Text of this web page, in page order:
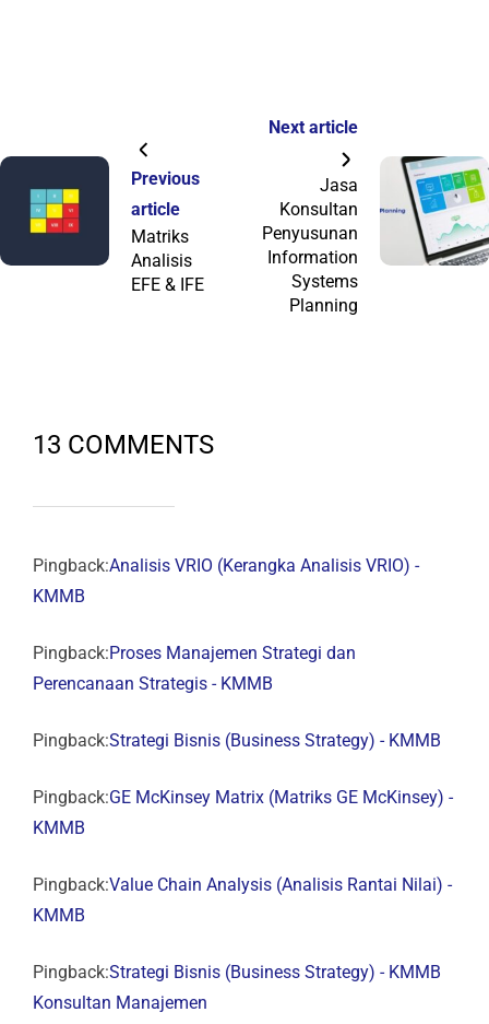
Previous
article
Matriks
Analisis
EFE & IFE
Next article
Jasa
Konsultan
Penyusunan
Information
Systems
Planning
13 COMMENTS
Pingback:Analisis VRIO (Kerangka Analisis VRIO) -
KMMB
Pingback:Proses Manajemen Strategi dan
Perencanaan Strategis - KMMB
Pingback:Strategi Bisnis (Business Strategy) - KMMB
Pingback:GE McKinsey Matrix (Matriks GE McKinsey) -
KMMB
Pingback:Value Chain Analysis (Analisis Rantai Nilai) -
KMMB
Pingback:Strategi Bisnis (Business Strategy) - KMMB
Konsultan Manajemen